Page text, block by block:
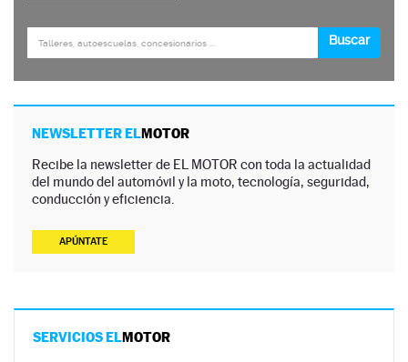
NEWSLETTER ELMOTOR
Recibe la newsletter de EL MOTOR con toda la actualidad
del mundo del automóvil y la moto, tecnología, seguridad,
conducción y eficiencia.
APÚNTATE
SERVICIOS ELMOTOR